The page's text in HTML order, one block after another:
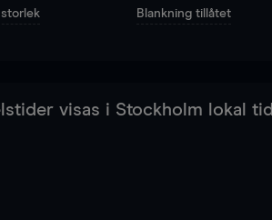
Blankning tillåtet
visas i Stockholm lokal tid